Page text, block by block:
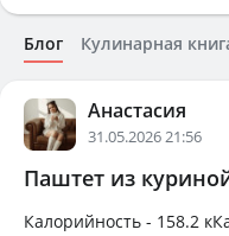
Блог Кулинарная
Анастасия
31.05.2026 21:56
Паштет из
Калорийность - 158.2